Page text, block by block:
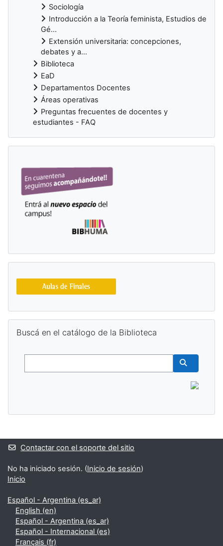
Sociología
Introducción a la Teoría feminista, Estudios de
Gé...
Extensión universitaria: concepciones,
debates y a...
Biblioteca
EaD
Departamentos Docentes
Áreas operativas
Preguntas frecuentes de docentes y
estudiantes - FAQ
Buscá en el catálogo de la Biblioteca
Buscar
Bloques suplementarios
Contactar con el soporte del sitio
No ha iniciado sesión. (Inicio de sesión)
Inicio
Español - Argentina ‎(es_ar)‎
English ‎(en)‎
Español - Argentina ‎(es_ar)‎
Español - Internacional ‎(es)‎
Français ‎(fr)‎